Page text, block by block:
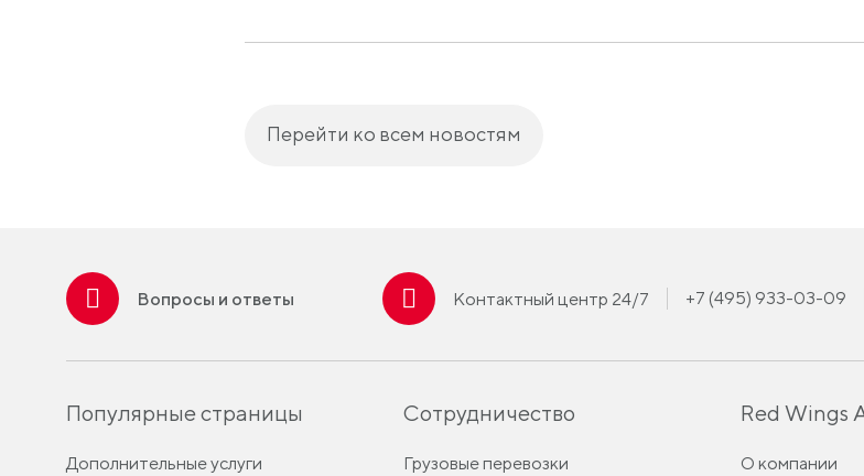
Перейти ко всем новостям
Вопросы и ответы Контактный центр 24/7 +7 (495) 933-03-09
Популярные страницы
Дополнительные услуги
Сотрудничество
Грузовые перевозки
Red Wings
О компании